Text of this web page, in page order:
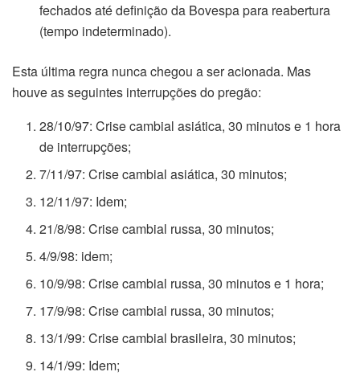
fechados até definição da Bovespa para reabertura
(tempo indeterminado).
Esta última regra nunca chegou a ser acionada. Mas
houve as seguintes interrupções do pregão:
28/10/97: Crise cambial asiática, 30 minutos e 1 hora
de interrupções;
7/11/97: Crise cambial asiática, 30 minutos;
12/11/97: Idem;
21/8/98: Crise cambial russa, 30 minutos;
4/9/98: idem;
10/9/98: Crise cambial russa, 30 minutos e 1 hora;
17/9/98: Crise cambial russa, 30 minutos;
13/1/99: Crise cambial brasileira, 30 minutos;
14/1/99: Idem;